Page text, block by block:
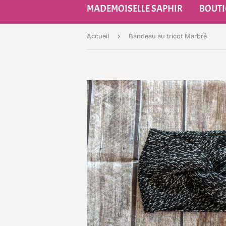
MADEMOISELLE SAPHIR
Accueil › Bandeau au tricot Marbré